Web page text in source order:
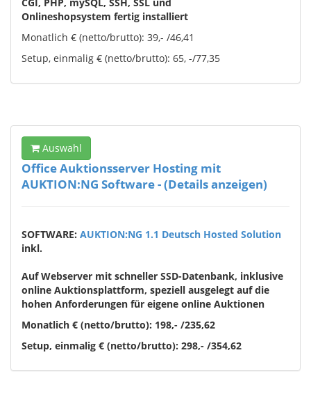
Onlineshopsystem fertig installiert
Monatlich € (netto/brutto): 39,- /46,41
Setup, einmalig € (netto/brutto): 65, -/77,35
Auswahl
Office Auktionsserver Hosting mit
AUKTION:NG Software - (Details anzeigen)
SOFTWARE: AUKTION:NG 1.1 Deutsch Hosted Solution
inkl.
Auf Webserver mit schneller SSD-Datenbank, inklusive
online Auktionsplattform, speziell ausgelegt auf die
hohen Anforderungen für eigene online Auktionen
Monatlich € (netto/brutto): 198,- /235,62
Setup, einmalig € (netto/brutto): 298,- /354,62